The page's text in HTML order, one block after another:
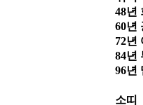
48년
60년
72년
84년
96년
소띠